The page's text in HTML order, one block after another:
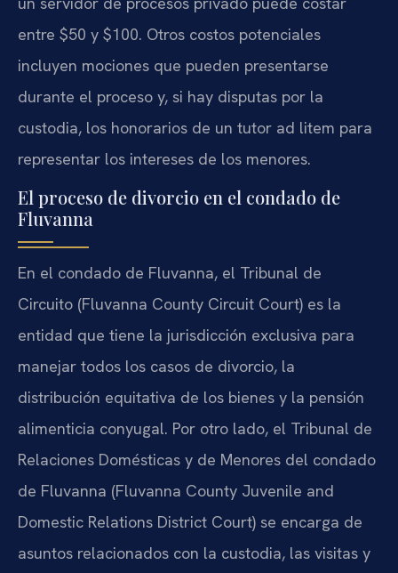
entre $50 y $100. Otros costos potenciales
incluyen mociones que pueden presentarse
durante el proceso y, si hay disputas por la
custodia, los honorarios de un tutor ad litem para
representar los intereses de los menores.
El proceso de divorcio en el condado de
Fluvanna
En el condado de Fluvanna, el Tribunal de
Circuito (Fluvanna County Circuit Court) es la
entidad que tiene la jurisdicción exclusiva para
manejar todos los casos de divorcio, la
distribución equitativa de los bienes y la pensión
alimenticia conyugal. Por otro lado, el Tribunal de
Relaciones Domésticas y de Menores del condado
de Fluvanna (Fluvanna County Juvenile and
Domestic Relations District Court) se encarga de
asuntos relacionados con la custodia, las visitas y